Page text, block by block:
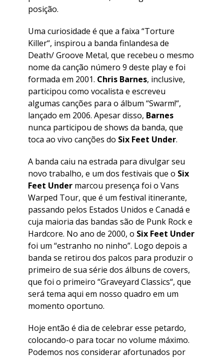
posição.
Uma curiosidade é que a faixa “Torture
Killer“, inspirou a banda finlandesa de
Death/ Groove Metal, que recebeu o mesmo
nome da canção número 9 deste play e foi
formada em 2001. Chris Barnes, inclusive,
participou como vocalista e escreveu
algumas canções para o álbum “Swarm!“,
lançado em 2006. Apesar disso, Barnes
nunca participou de shows da banda, que
toca ao vivo canções do Six Feet Under.
A banda caiu na estrada para divulgar seu
novo trabalho, e um dos festivais que o Six
Feet Under marcou presença foi o Vans
Warped Tour, que é um festival itinerante,
passando pelos Estados Unidos e Canadá e
cuja maioria das bandas são de Punk Rock e
Hardcore. No ano de 2000, o Six Feet Under
foi um “estranho no ninho”. Logo depois a
banda se retirou dos palcos para produzir o
primeiro de sua série dos álbuns de covers,
que foi o primeiro “Graveyard Classics“, que
será tema aqui em nosso quadro em um
momento oportuno.
Hoje então é dia de celebrar esse petardo,
colocando-o para tocar no volume máximo.
Podemos nos considerar afortunados por